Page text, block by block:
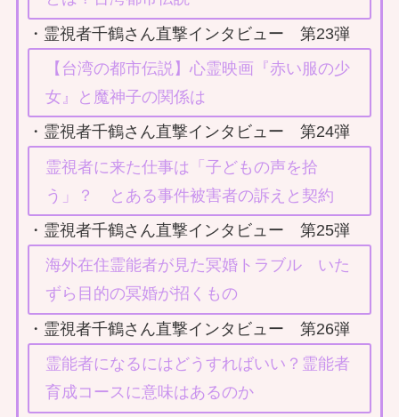
・霊視者千鶴さん直撃インタビュー 第23弾
【台湾の都市伝説】心霊映画『赤い服の少
女』と魔神子の関係は
・霊視者千鶴さん直撃インタビュー 第24弾
霊視者に来た仕事は「子どもの声を拾
う」？ とある事件被害者の訴えと契約
・霊視者千鶴さん直撃インタビュー 第25弾
海外在住霊能者が見た冥婚トラブル いた
ずら目的の冥婚が招くもの
・霊視者千鶴さん直撃インタビュー 第26弾
霊能者になるにはどうすればいい？霊能者
育成コースに意味はあるのか